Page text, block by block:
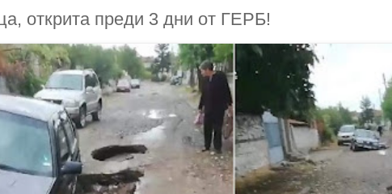
открита преди 3 дни от ГЕРБ!